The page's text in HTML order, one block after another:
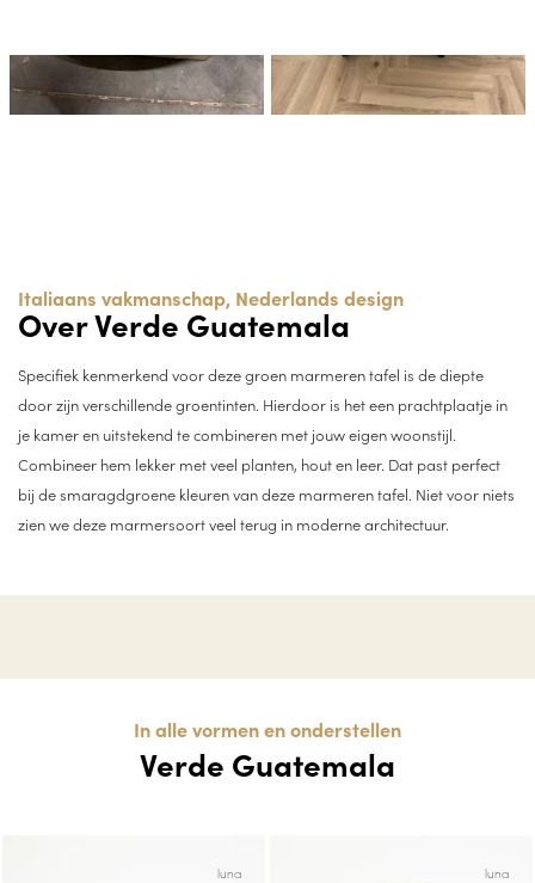
Italiaans vakmanschap, Nederlands design
Over Verde Guatemala
Specifiek kenmerkend voor deze groen marmeren tafel is de diepte
door zijn verschillende groentinten. Hierdoor is het een prachtplaatje in
je kamer en uitstekend te combineren met jouw eigen woonstijl.
Combineer hem lekker met veel planten, hout en leer. Dat past perfect
bij de smaragdgroene kleuren van deze marmeren tafel. Niet voor niets
zien we deze marmersoort veel terug in moderne architectuur.
In alle vormen en onderstellen
Verde Guatemala
luna luna